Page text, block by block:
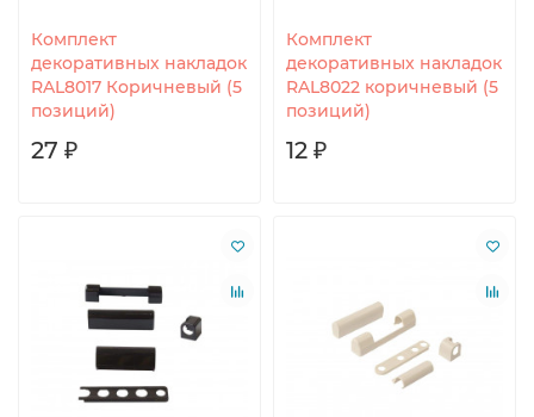
Комплект
декоративных накладок
RAL8017 Коричневый (5
позиций)
27 ₽
Комплект
декоративных накладок
RAL8022 коричневый (5
позиций)
12 ₽